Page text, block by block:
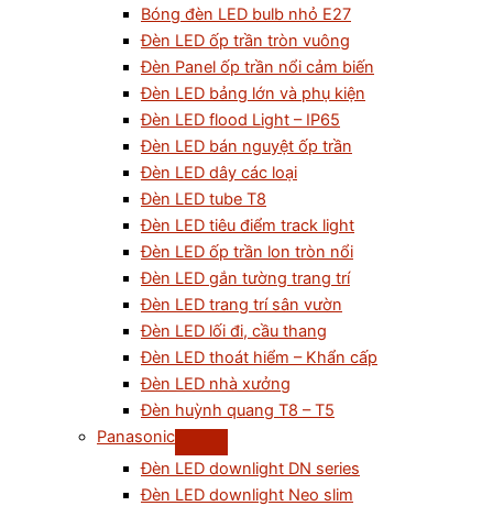
Bóng đèn LED bulb nhỏ E27
Đèn LED ốp trần tròn vuông
Đèn Panel ốp trần nổi cảm biến
Đèn LED bảng lớn và phụ kiện
Đèn LED flood Light – IP65
Đèn LED bán nguyệt ốp trần
Đèn LED dây các loại
Đèn LED tube T8
Đèn LED tiêu điểm track light
Đèn LED ốp trần lon tròn nổi
Đèn LED gắn tường trang trí
Đèn LED trang trí sân vườn
Đèn LED lối đi, cầu thang
Đèn LED thoát hiểm – Khẩn cấp
Đèn LED nhà xưởng
Đèn huỳnh quang T8 – T5
Panasonic
Đèn LED downlight DN series
Đèn LED downlight Neo slim